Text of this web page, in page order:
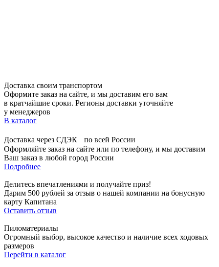
Доставка своим транспортом
Оформите заказ на сайте, и мы доставим его вам
в кратчайшие сроки. Регионы доставки уточняйте
у менеджеров
В каталог
Доставка через СДЭК по всей России
Оформляйте заказ на сайте или по телефону, и мы доставим
Ваш заказ в любой город России
Подробнее
Делитесь впечатлениями и получайте приз!
Дарим 500 рублей за отзыв о нашей компании на бонусную
карту Капитана
Оставить отзыв
Пиломатериалы
Огромный выбор, высокое качество и наличие всех ходовых
размеров
Перейти в каталог